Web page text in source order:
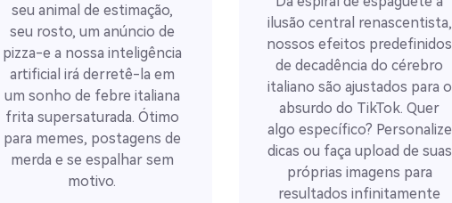
seu animal de estimação,
seu rosto, um anúncio de
pizza-e a nossa inteligência
artificial irá derretê-la em
um sonho de febre italiana
frita supersaturada. Ótimo
para memes, postagens de
merda e se espalhar sem
motivo.
ilusão central renascentista,
nossos efeitos predefinidos
de decadência do cérebro
italiano são ajustados para o
absurdo do TikTok. Quer
algo específico? Personalize
dicas ou faça upload de suas
próprias imagens para
resultados infinitamente